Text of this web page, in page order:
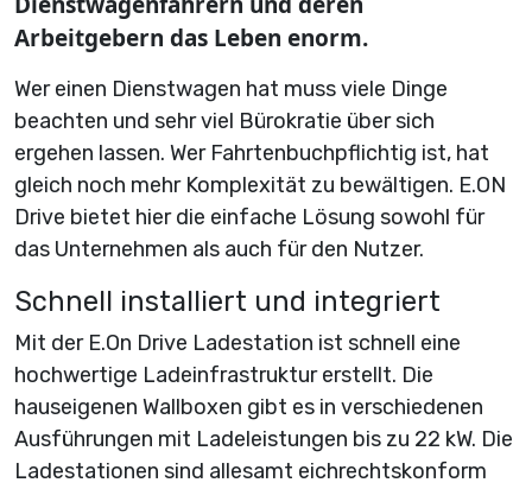
Arbeitgebern das Leben enorm.
Wer einen Dienstwagen hat muss viele Dinge
beachten und sehr viel Bürokratie über sich
ergehen lassen. Wer Fahrtenbuchpflichtig ist, hat
gleich noch mehr Komplexität zu bewältigen. E.ON
Drive bietet hier die einfache Lösung sowohl für
das Unternehmen als auch für den Nutzer.
Schnell installiert und integriert
Mit der E.On Drive Ladestation ist schnell eine
hochwertige Ladeinfrastruktur erstellt. Die
hauseigenen Wallboxen gibt es in verschiedenen
Ausführungen mit Ladeleistungen bis zu 22 kW. Die
Ladestationen sind allesamt eichrechtskonform